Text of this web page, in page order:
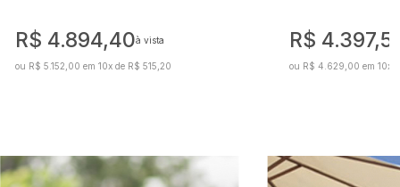
R$ 4.894,40à vista
ou R$ 5.152,00 em 10x de R$ 515,20
R$
ou R$ 4.629,00 em 10x